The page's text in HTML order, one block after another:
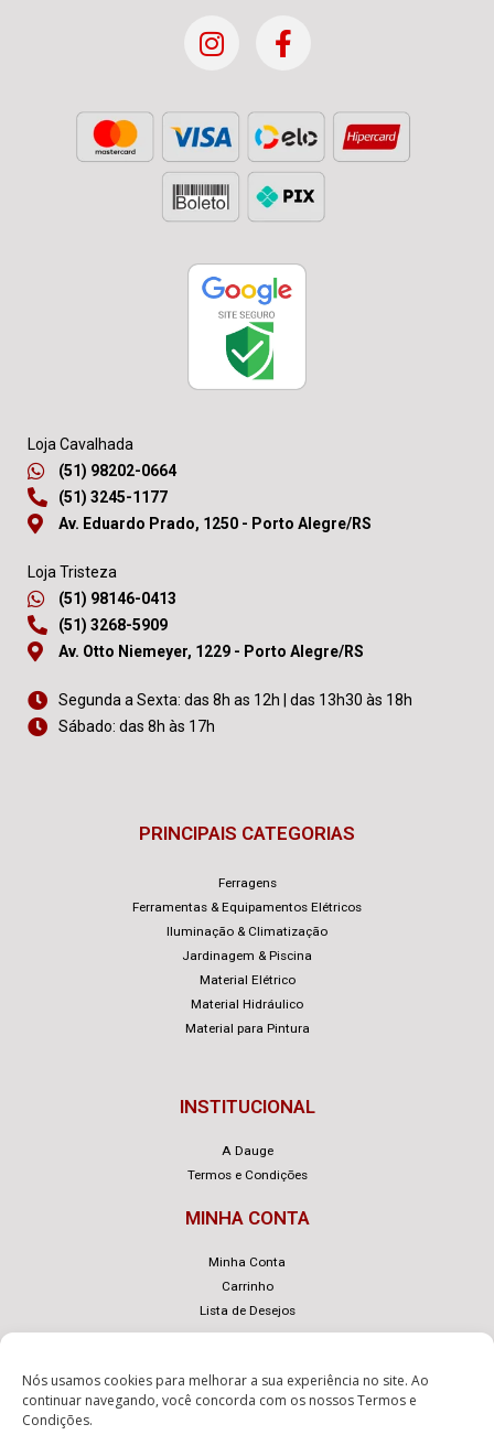
Nós usamos cookies para melhorar a sua experiência no site. Ao
continuar navegando, você concorda com os nossosTermos e
Condições.
Loja Cavalhada
(51) 98202-0664
(51) 3245-1177
Av. Eduardo Prado, 1250 - Porto Alegre/RS
Loja Tristeza
(51) 98146-0413
(51) 3268-5909
Av. Otto Niemeyer, 1229 - Porto Alegre/RS
Segunda a Sexta: das 8h as 12h | das 13h30 às 18h
Sábado: das 8h às 17h
PRINCIPAIS CATEGORIAS
Ferragens
Ferramentas & Equipamentos Elétricos
Iluminação & Climatização
Jardinagem & Piscina
Material Elétrico
Material Hidráulico
Material para Pintura
INSTITUCIONAL
A Dauge
Termos e Condições
MINHA CONTA
Minha Conta
Carrinho
Lista de Desejos